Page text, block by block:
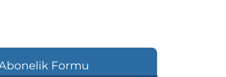
Formu